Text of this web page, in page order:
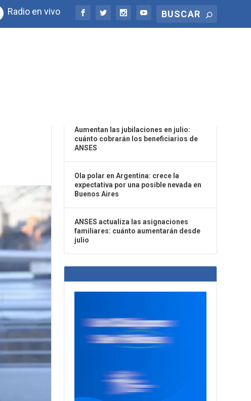
Radio en vivo
Aumentan las jubilaciones en julio:
cuánto cobrarán los beneficiarios de
ANSES
Ola polar en Argentina: crece la
expectativa por una posible nevada en
Buenos Aires
ANSES actualiza las asignaciones
familiares: cuánto aumentarán desde
julio